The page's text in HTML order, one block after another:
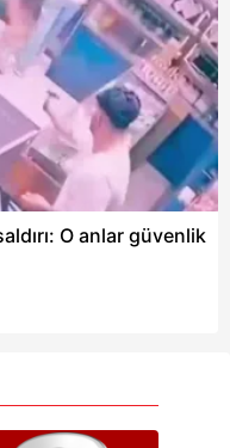
O anlar güvenlik